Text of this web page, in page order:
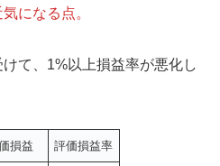
になる点。
て、1%以上損益率が悪化し
損益 評価損益率